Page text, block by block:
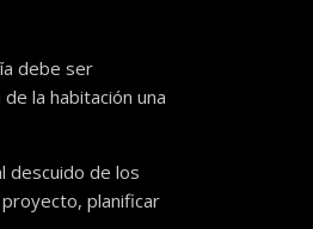
debe ser
la habitación una
descuido de los
planificar